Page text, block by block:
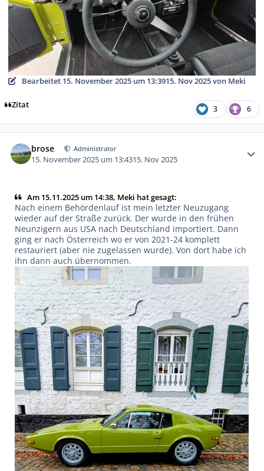
Bearbeitet 15. November 2025 um 13:3915. Nov 2025von Meki
Zitat 3 6
brose Administrator
15. November 2025 um 13:4315. Nov 2025
Am 15.11.2025 um 14:38, Meki hat gesagt:
Nach einem Behördenlauf ist mein letzter Neuzugang
wieder auf der Straße zurück. Der wurde in den frühen
Neunzigern aus USA nach Deutschland importiert. Dann
ging er nach Österreich wo er von 2021-24 komplett
restauriert (aber nie zugelassen wurde). Von dort habe ich
ihn dann auch übernommen.